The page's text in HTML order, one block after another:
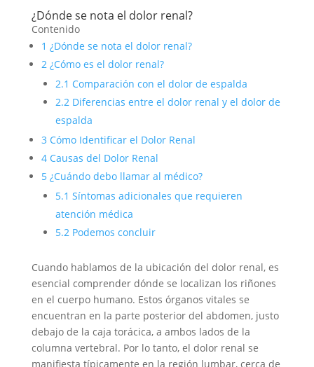
¿Dónde se nota el dolor renal?
Contenido
1 ¿Dónde se nota el dolor renal?
2¿Cómo es el dolor renal?
2.1 Comparación con el dolor de espalda
2.2Diferencias entre el dolor renal y el dolor de
espalda
3Cómo Identificar el Dolor Renal
4Causas del Dolor Renal
5¿Cuándo debo llamar al médico?
5.1 Síntomas adicionales que requieren
atención médica
5.2Podemos concluir
Cuando hablamos de la ubicación del dolor renal, es
esencial comprender dónde se localizan los riñones
en el cuerpo humano. Estos órganos vitales se
encuentran en la parte posterior del abdomen, justo
debajo de la caja torácica, a ambos lados de la
columna vertebral. Por lo tanto, el dolor renal se
manifiesta típicamente en la región lumbar, cerca de